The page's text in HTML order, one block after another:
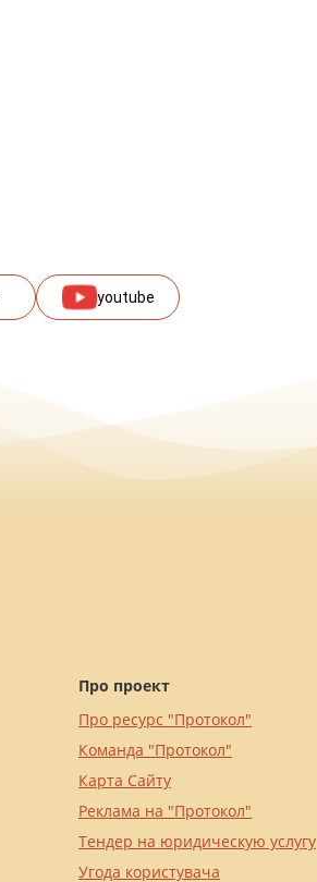
youtube
Про проект
Про ресурс "Протокол"
Команда "Протокол"
Карта Сайту
Реклама на "Протокол"
Тендер на юридическую услугу
Угода користувача